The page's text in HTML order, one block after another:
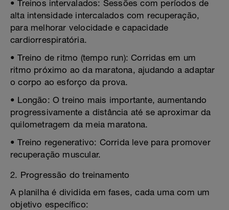
• Treinos intervalados: Sessões com períodos de
alta intensidade intercalados com recuperação,
para melhorar velocidade e capacidade
cardiorrespiratória.
• Treino de ritmo (tempo run): Corridas em um
ritmo próximo ao da maratona, ajudando a adaptar
o corpo ao esforço da prova.
• Longão: O treino mais importante, aumentando
progressivamente a distância até se aproximar da
quilometragem da meia maratona.
• Treino regenerativo: Corrida leve para promover
recuperação muscular.
2. Progressão do treinamento
A planilha é dividida em fases, cada uma com um
objetivo específico: